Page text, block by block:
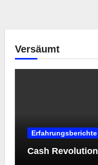
Versäumt
Erfahrungsberichte
Cash Revolution